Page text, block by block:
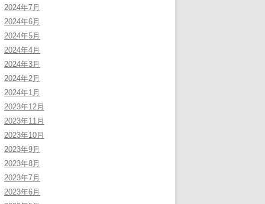
2024年7月
2024年6月
2024年5月
2024年4月
2024年3月
2024年2月
2024年1月
2023年12月
2023年11月
2023年10月
2023年9月
2023年8月
2023年7月
2023年6月